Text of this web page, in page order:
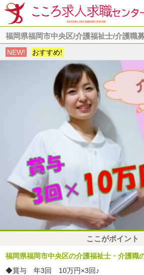
福岡県福岡市中央区/介護福祉士/介護職
NEW! おすすめ!
ここがポイント
福岡県福岡市中央区の介護福祉士・介護職
◆賞与 年3回 10万円×3回♪